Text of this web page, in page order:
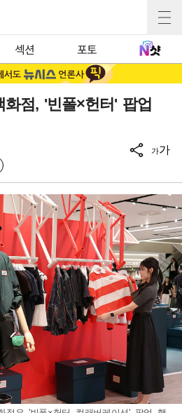
섹션 포토
점, '빈폴×헌터' 팝업
가가